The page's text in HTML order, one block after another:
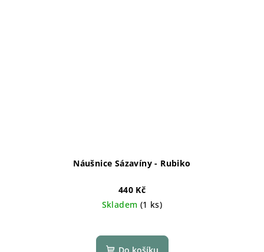
Náušnice Sázavíny - Rubiko
440 Kč
Skladem (1 ks)